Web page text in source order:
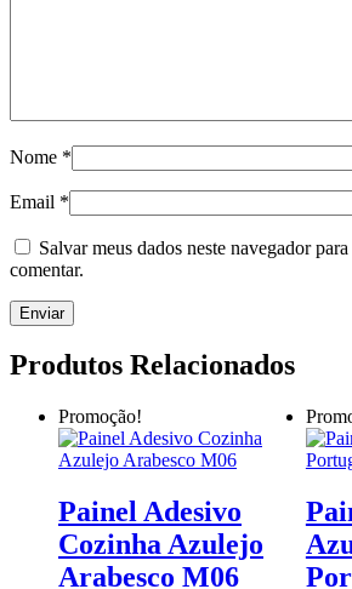
Nome *
Email *
Salvar meus dados neste navegador
comentar.
Produtos Relacionados
Promoção!
Painel Adesivo
Cozinha Azulejo
Arabesco M06